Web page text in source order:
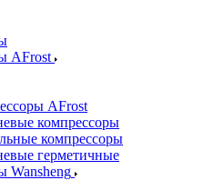
AFrost
AFrost
компрессоры
компрессоры
герметичные
Wansheng